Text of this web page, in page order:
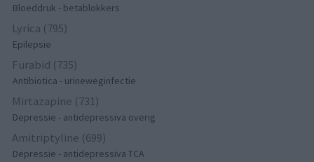
Bloeddruk - betablokkers
Lyrica (795)
Epilepsie
Furabid (735)
Antibiotica - urineweginfectie
Mirtazapine (731)
Depressie - antidepressiva overig
Amitriptyline (699)
Depressie - antidepressiva TCA